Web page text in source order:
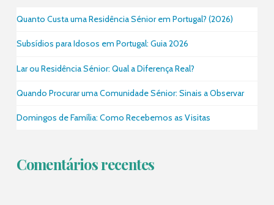
Quanto Custa uma Residência Sénior em Portugal? (2026)
Subsídios para Idosos em Portugal: Guia 2026
Lar ou Residência Sénior: Qual a Diferença Real?
Quando Procurar uma Comunidade Sénior: Sinais a Observar
Domingos de Família: Como Recebemos as Visitas
Comentários recentes